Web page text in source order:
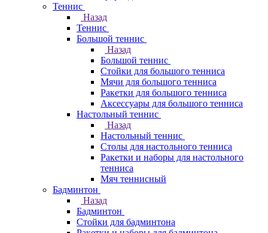
Теннис
Назад
Теннис
Большой теннис
Назад
Большой теннис
Стойки для большого тенниса
Мячи для большого тенниса
Ракетки для большого тенниса
Аксессуары для большого тенниса
Настольный теннис
Назад
Настольный теннис
Столы для настольного тенниса
Ракетки и наборы для настольного
тенниса
Мяч теннисный
Бадминтон
Назад
Бадминтон
Стойки для бадминтона